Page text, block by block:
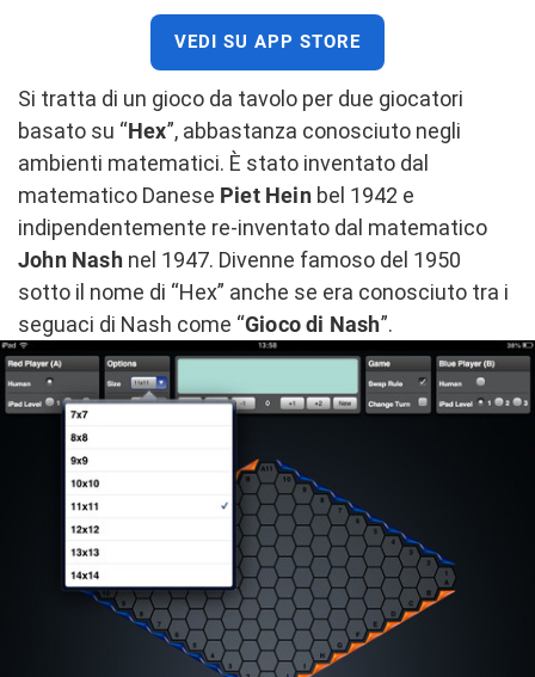
VEDI SU APP STORE
Si tratta di un gioco da tavolo per due giocatori
basato su “Hex”, abbastanza conosciuto negli
ambienti matematici. È stato inventato dal
matematico Danese Piet Heinbel 1942 e
indipendentemente re-inventato dal matematico
John Nashnel 1947. Divenne famoso del 1950
sotto il nome di “Hex” anche se era conosciuto tra i
seguaci di Nash come “Gioco di Nash”.